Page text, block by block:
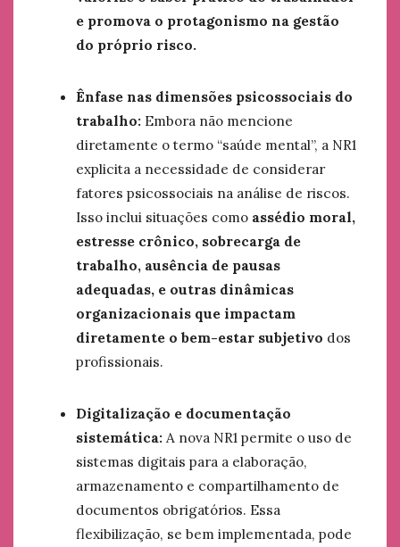
e promova o protagonismo na gestão
do próprio risco.
Ênfase nas dimensões psicossociais do
trabalho: Embora não mencione
diretamente o termo “saúde mental”, a NR1
explicita a necessidade de considerar
fatores psicossociais na análise de riscos.
Isso inclui situações como assédio moral,
estresse crônico, sobrecarga de
trabalho, ausência de pausas
adequadas, e outras dinâmicas
organizacionais que impactam
diretamente o bem-estar subjetivo dos
profissionais.
Digitalização e documentação
sistemática: A nova NR1 permite o uso de
sistemas digitais para a elaboração,
armazenamento e compartilhamento de
documentos obrigatórios. Essa
flexibilização, se bem implementada, pode